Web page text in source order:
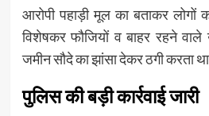
आरोपी पहाड़ी मूल का बताकर लोगों
विशेषकर फौजियों व बाहर रहने वाले
जमीन सौदे का झांसा देकर ठगी करता
पुलिस की बड़ी कार्रवाई जारी